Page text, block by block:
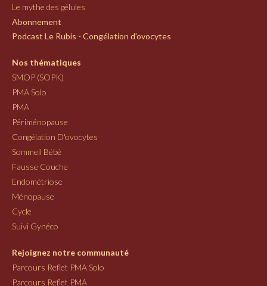
Le mythe des gélules
Abonnement
Podcast Le Rubis - Congélation d'ovocytes
Nos thématiques
SMOP (SOPK)
PMA Solo
PMA
Périménopause
Congélation D'ovocytes
Sommeil Bébé
Fausse Couche
Endométriose
Ménopause
Cycle
Suivi Gynéco
Rejoignez notre communauté
Parcours Reflet PMA Solo
Parcours Reflet PMA